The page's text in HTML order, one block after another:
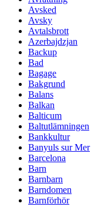
Avsked
Avsky
Avtalsbrott
Azerbajdzjan
Backup
Bad
Bagage
Bakgrund
Balans
Balkan
Balticum
Baltutlämningen
Bankkultur
Banyuls sur Mer
Barcelona
Barn
Barnbarn
Barndomen
Barnförhör